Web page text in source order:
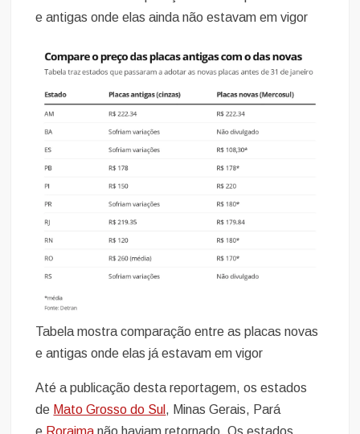
e antigas onde elas ainda não estavam em vigor
Tabela mostra comparação entre as placas novas
e antigas onde elas já estavam em vigor
Até a publicação desta reportagem, os estados
de Mato Grosso do Sul , Minas Gerais, Pará
e Roraima não haviam retornado. Os estados